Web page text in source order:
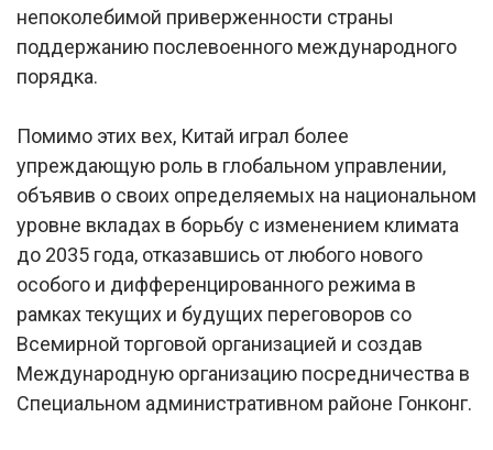
непоколебимой приверженности страны
поддержанию послевоенного международного
порядка.
Помимо этих вех, Китай играл более
упреждающую роль в глобальном управлении,
объявив о своих определяемых на национальном
уровне вкладах в борьбу с изменением климата
до 2035 года, отказавшись от любого нового
особого и дифференцированного режима в
рамках текущих и будущих переговоров со
Всемирной торговой организацией и создав
Международную организацию посредничества в
Специальном административном районе Гонконг.